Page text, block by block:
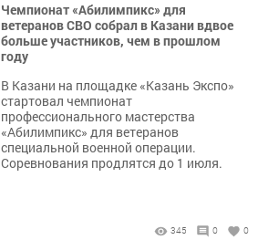
Чемпионат «Абилимпикс» для
ветеранов СВО собрал в Казани вдвое
больше участников, чем в прошлом
году
В Казани на площадке «Казань Экспо»
стартовал чемпионат
профессионального мастерства
«Абилимпикс» для ветеранов
специальной военной операции.
Соревнования продлятся до 1 июля.
345 0 0